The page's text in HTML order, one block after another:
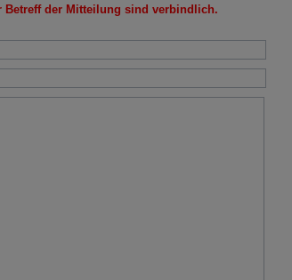
Betreff der Mitteilung sind verbindlich.